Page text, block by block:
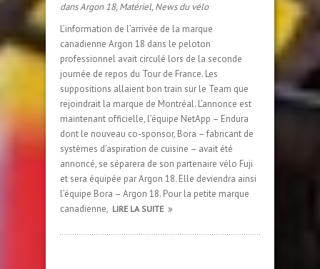
dansArgon 18,Matériel,News du vélo
L’information de l’arrivée de la marque
canadienne Argon 18 dans le peloton
professionnel avait circulé lors de la seconde
journée de repos du Tour de France. Les
suppositions allaient bon train sur le Team que
rejoindrait la marque de Montréal. L’annonce est
maintenant officielle, l’équipe NetApp – Endura
dont le nouveau co-sponsor, Bora – fabricant de
systèmes d’aspiration de cuisine – avait été
annoncé, se séparera de son partenaire vélo Fuji
et sera équipée par Argon 18. Elle deviendra ainsi
l’équipe Bora – Argon 18. Pour la petite marque
canadienne, LIRE LA SUITE